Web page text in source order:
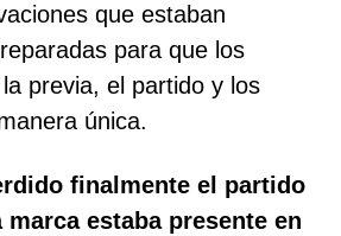
que estaban
para que los
previa, el partido y los
única.
finalmente el partido
estaba presente en